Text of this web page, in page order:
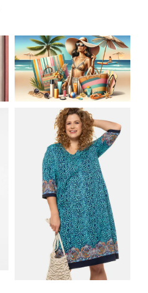
LETNIA MODA
PLAŻOWA: STROJE
KĄPIELOWE I
AKCESORIA, KTÓRE
MUSISZ MIEĆ